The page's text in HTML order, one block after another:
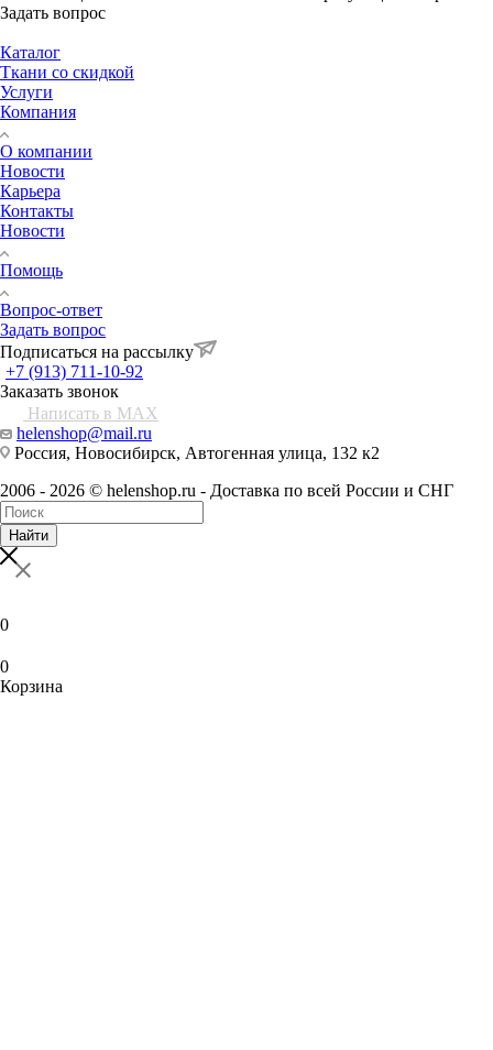
Задать вопрос
Каталог
Ткани со скидкой
Услуги
Компания
О компании
Новости
Карьера
Контакты
Новости
Помощь
Вопрос-ответ
Задать вопрос
Подписаться на рассылку
+7 (913) 711-10-92
Заказать звонок
Написать в MAX
helenshop@mail.ru
Россия, Новосибирск, Автогенная улица, 132 к2
2006 - 2026 © helenshop.ru - Доставка по всей России и СНГ
Найти
0
0
Корзина